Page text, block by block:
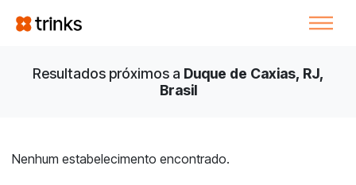
Resultados próximos a Duque de Caxias, RJ,
Brasil
Nenhum estabelecimento encontrado.